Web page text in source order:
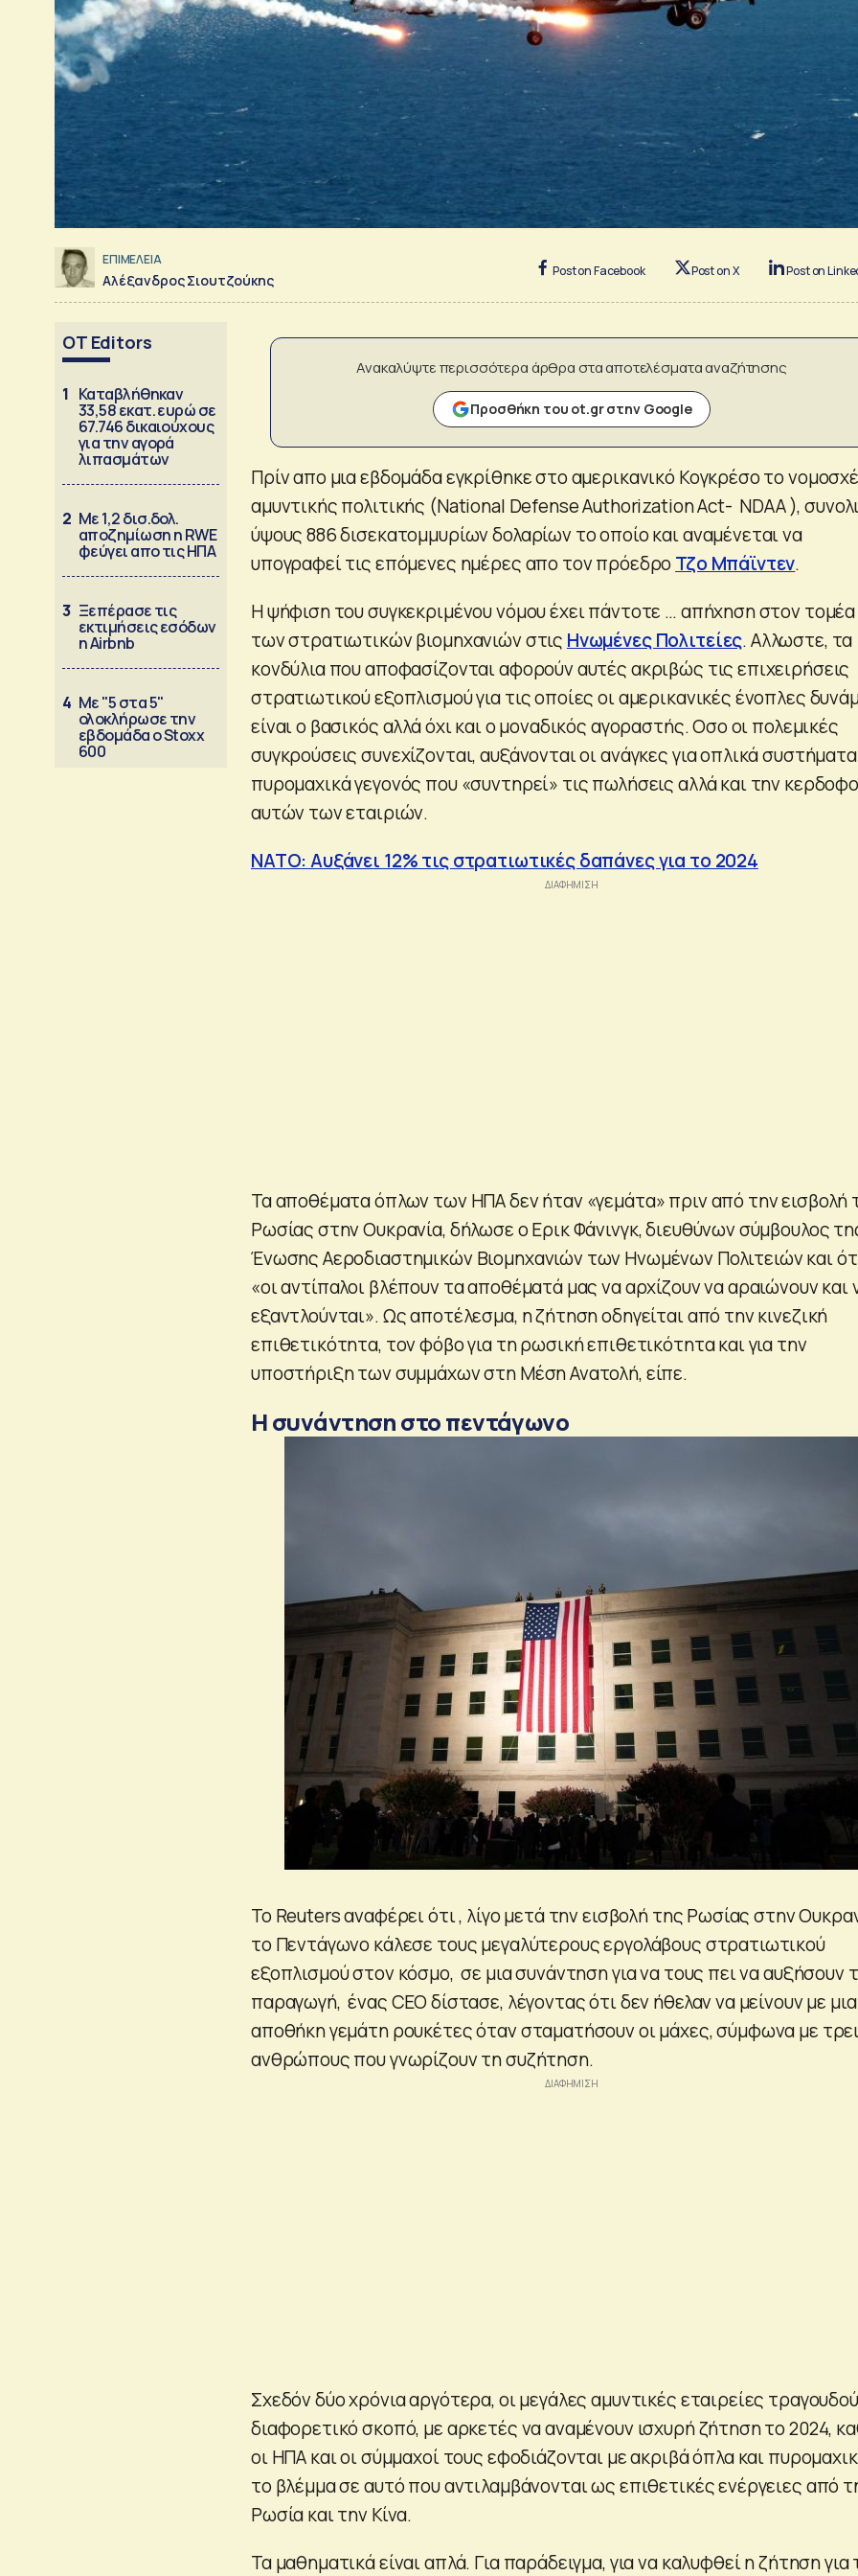
ΕΠΙΜΕΛΕΙΑ
Αλέξανδρος Σιουτζούκης
Post on Facebook Post on X Post on
OT Editors
1 Καταβλήθηκαν
33,58 εκατ. ευρώ σε
67.746 δικαιούχους
για την αγορά
λιπασμάτων
2 Με 1,2 δισ.δολ.
αποζημίωση η RWE
φεύγει απο τις ΗΠΑ
3 Ξεπέρασε τις
εκτιμήσεις εσόδων
η Airbnb
4 Με "5 στα 5"
ολοκλήρωσε την
εβδομάδα ο Stoxx
600
Ανακαλύψτε περισσότερα άρθρα στα αποτελέσματα αναζήτησης
Προσθήκη του ot.gr στην Google
Πρίν απο μια εβδομάδα εγκρίθηκε στο αμερικανικό Κογκρέσο το
αμυντικής πολιτικής (National Defense Authorization Act- NDAA ),
ύψους 886 δισεκατομμυρίων δολαρίων το οποίο και αναμένεται να
υπογραφεί τις επόμενες ημέρες απο τον πρόεδροΤζο Μπάϊντεν.
Η ψήφιση του συγκεκριμένου νόμου έχει πάντοτε … απήχηση στον τομέα
των στρατιωτικών βιομηχανιών στις Ηνωμένες Πολιτείες. Αλλωστε, τα
κονδύλια που αποφασίζονται αφορούν αυτές ακριβώς τις επιχειρήσεις
στρατιωτικού εξοπλισμού για τις οποίες οι αμερικανικές ένοπλες
είναι ο βασικός αλλά όχι και ο μοναδικός αγοραστής. Οσο οι πολεμικές
συγκρούσεις συνεχίζονται, αυξάνονται οι ανάγκες για οπλικά
πυρομαχικά γεγονός που «συντηρεί» τις πωλήσεις αλλά και την
αυτών των εταιριών.
ΝΑΤΟ: Αυξάνει 12% τις στρατιωτικές δαπάνες για το 2024
Τα αποθέματα όπλων των ΗΠΑ δεν ήταν «γεμάτα» πριν από την εισβολή
Ρωσίας στην Ουκρανία, δήλωσε ο Ερικ Φάνινγκ, διευθύνων σύμβουλος
Ένωσης Αεροδιαστημικών Βιομηχανιών των Ηνωμένων Πολιτειών και
«οι αντίπαλοι βλέπουν τα αποθέματά μας να αρχίζουν να αραιώνουν και
εξαντλούνται». Ως αποτέλεσμα, η ζήτηση οδηγείται από την κινεζική
επιθετικότητα, τον φόβο για τη ρωσική επιθετικότητα και για την
υποστήριξη των συμμάχων στη Μέση Ανατολή, είπε.
Η συνάντηση στο πεντάγωνο
Το Reuters αναφέρει ότι , λίγο μετά την εισβολή της Ρωσίας στην
το Πεντάγωνο κάλεσε τους μεγαλύτερους εργολάβους στρατιωτικού
εξοπλισμού στον κόσμο, σε μια συνάντηση για να τους πει να αυξήσουν
παραγωγή, ένας CEO δίστασε, λέγοντας ότι δεν ήθελαν να μείνουν με μια
αποθήκη γεμάτη ρουκέτες όταν σταματήσουν οι μάχες, σύμφωνα με
ανθρώπους που γνωρίζουν τη συζήτηση.
Σχεδόν δύο χρόνια αργότερα, οι μεγάλες αμυντικές εταιρείες
διαφορετικό σκοπό, με αρκετές να αναμένουν ισχυρή ζήτηση το 2024,
οι ΗΠΑ και οι σύμμαχοί τους εφοδιάζονται με ακριβά όπλα και
το βλέμμα σε αυτό που αντιλαμβάνονται ως επιθετικές ενέργειες από
Ρωσία και την Κίνα.
Τα μαθηματικά είναι απλά. Για παράδειγμα, για να καλυφθεί η ζήτηση για